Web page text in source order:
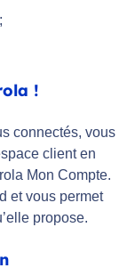
!
connectés, vous
client en
Mon Compte.
et vous permet
propose.